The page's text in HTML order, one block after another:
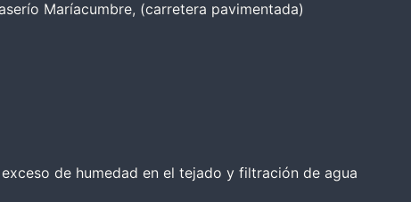
Maríacumbre, (carretera pavimentada)
de humedad en el tejado y filtración de agua